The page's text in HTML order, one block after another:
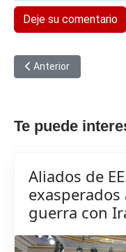
Deje su comentario
Artículo anterior:
Anterior
Te puede
Aliados de
exasperados
guerra con